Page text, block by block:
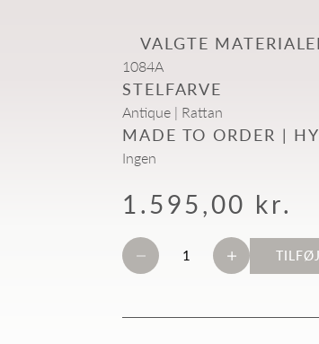
VALGTE
1084A
STELFARVE
Antique | Rattan
MADE TO ORDER |
Ingen
Salgspris
1.595,00 kr.
Sænk antal Øg antal